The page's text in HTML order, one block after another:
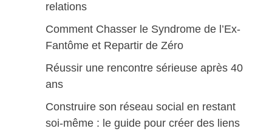
relations
Comment Chasser le Syndrome de l’Ex-
Fantôme et Repartir de Zéro
Réussir une rencontre sérieuse après 40
ans
Construire son réseau social en restant
soi-même : le guide pour créer des liens